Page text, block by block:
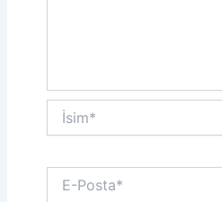
İsim*
Posta*